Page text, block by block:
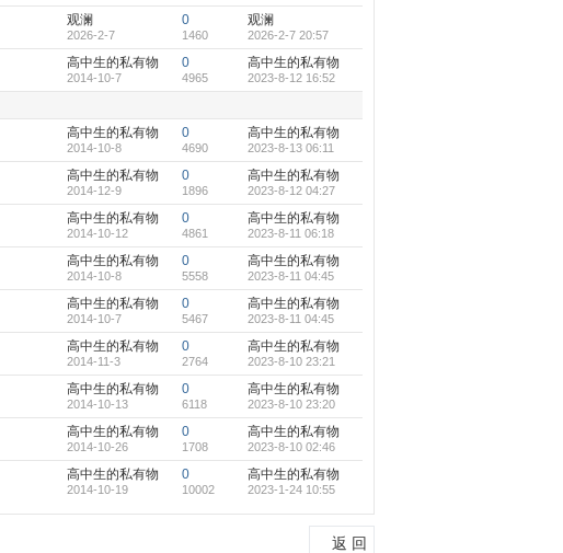
观澜
2026-2-7
0
1460
观澜
2026-2-7 20:57
高中生的私有物
2014-10-7
0
4965
高中生的私有物
2023-8-12 16:52
高中生的私有物
2014-10-8
0
4690
高中生的私有物
2023-8-13 06:11
高中生的私有物
2014-12-9
0
1896
高中生的私有物
2023-8-12 04:27
高中生的私有物
2014-10-12
0
4861
高中生的私有物
2023-8-11 06:18
高中生的私有物
2014-10-8
0
5558
高中生的私有物
2023-8-11 04:45
高中生的私有物
2014-10-7
0
5467
高中生的私有物
2023-8-11 04:45
高中生的私有物
2014-11-3
0
2764
高中生的私有物
2023-8-10 23:21
高中生的私有物
2014-10-13
0
6118
高中生的私有物
2023-8-10 23:20
高中生的私有物
2014-10-26
0
1708
高中生的私有物
2023-8-10 02:46
高中生的私有物
2014-10-19
0
10002
高中生的私有物
2023-1-24 10:55
返 回